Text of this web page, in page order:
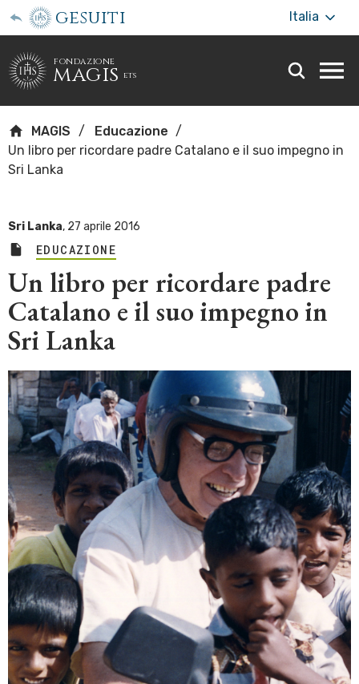
gesuiti Italia
fondazione
magis ets
MAGIS
Educazione
Un libro per ricordare padre Catalano e il suo impegno in
Sri Lanka
Sri Lanka, 27 aprile 2016
EDUCAZIONE
Un libro per ricordare padre
Catalano e il suo impegno in
Sri Lanka